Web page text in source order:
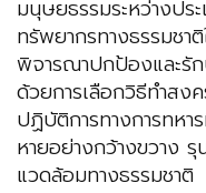
มนุษยธรรมระหว่างปร
ทรัพยากรทางธรรมชา
พิจารณาปกป้องและรั
ด้วยการเลือกวิธีทำสง
ปฏิบัติการทางการทหา
หายอย่างกว้างขวาง รุ
แวดล้อมทางธรรมชาติ